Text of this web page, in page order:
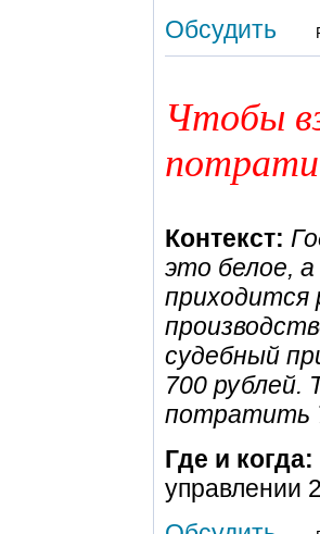
Обсудить
Чтобы
Контекст:
это белое,
приходится
судебный
700 рублей.
потратить
Где и когда:
управлении